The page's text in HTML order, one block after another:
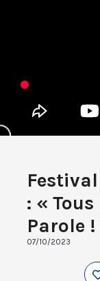
: «
Parole !
07/10/2023